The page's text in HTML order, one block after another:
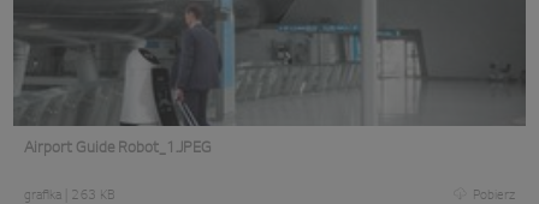
Airport Guide Robot_1.JPEG
grafika 263 KB Pobierz